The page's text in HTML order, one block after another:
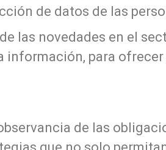
de datos de las
las novedades en el
información, para
de las
que no solo